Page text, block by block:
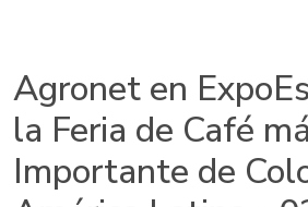
Agronet en
la Feria de Café
Importante de